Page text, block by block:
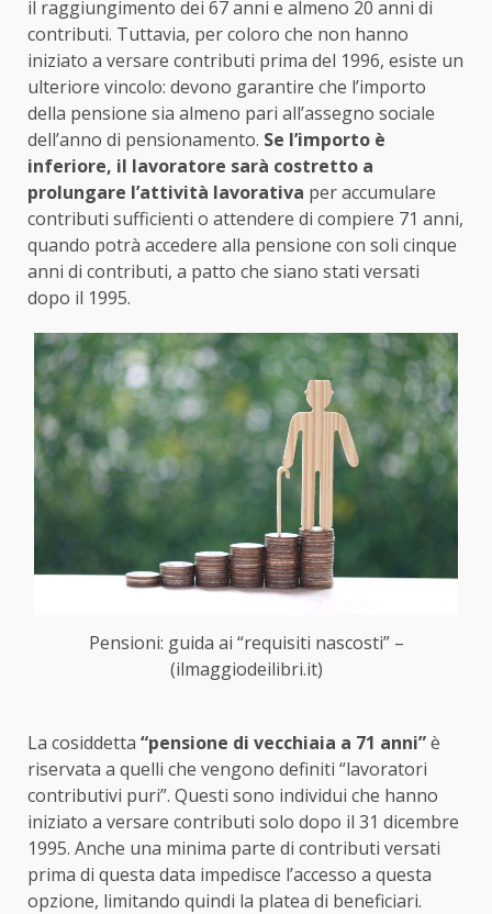
il raggiungimento dei 67 anni e almeno 20 anni di
contributi. Tuttavia, per coloro che non hanno
iniziato a versare contributi prima del 1996, esiste un
ulteriore vincolo: devono garantire che l’importo
della pensione sia almeno pari all’assegno sociale
dell’anno di pensionamento. Se l’importo è
inferiore, il lavoratore sarà costretto a
prolungare l’attività lavorativa per accumulare
contributi sufficienti o attendere di compiere 71 anni,
quando potrà accedere alla pensione con soli cinque
anni di contributi, a patto che siano stati versati
dopo il 1995.
Pensioni: guida ai “requisiti nascosti” –
(ilmaggiodeilibri.it)
La cosiddetta “pensione di vecchiaia a 71 anni”è
riservata a quelli che vengono definiti “lavoratori
contributivi puri”. Questi sono individui che hanno
iniziato a versare contributi solo dopo il 31 dicembre
1995. Anche una minima parte di contributi versati
prima di questa data impedisce l’accesso a questa
opzione, limitando quindi la platea di beneficiari.